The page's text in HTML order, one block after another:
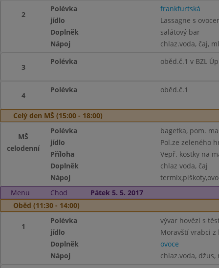
2
Polévka
frankfurtská
jídlo
Lassagne s
Doplněk
salátový bar
Nápoj
chlaz.voda, čaj,
3
Polévka oběd.č.1 v BZL
4
Polévka oběd.č.1
Celý den MŠ (15:00 - 18:00)
MŠ
celodenní
Polévka
bagetka, pom.
jídlo
Pol.ze zeleného
Příloha
Vepř. kostky na
Doplněk
chlaz voda, čaj
Nápoj
Menu
Chod
Pátek 5. 5. 2017
Oběd (11:30 - 14:00)
1
Polévka
vývar hovězí s
jídlo
Moravští vrabci
Doplněk
ovoce
Nápoj
chlaz.voda, džus,